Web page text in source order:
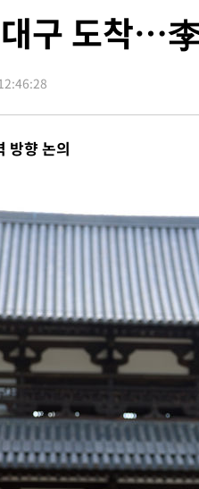
느꼈고, 많은 트로피 원해 아
자 3000명 돌파
잠기고 담벼락 붕괴
발견…감정가 1.3억원
닷새 만에 숨진 채 발견
…1명 사망·1명 실종
35도' 무더위, 열대야 계속[다음
과…쇄신의 기회로 삼겠다"
회 "실망과 걱정 안겨드려 죄
150㎜ 비
나스닥 1.3%↑
구 도착…
방향 논의